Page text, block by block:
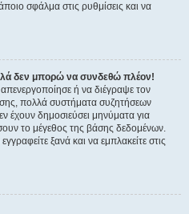
σφάλμα στις ρυθμίσεις και να
δεν μπορώ να συνδεθώ πλέον!
απενεργοποίησε ή να διέγραψε τον
πολλά συστήματα συζητήσεων
έχουν δημοσιεύσει μηνύματα για
το μέγεθος της βάσης δεδομένων.
ξανά και να εμπλακείτε στις